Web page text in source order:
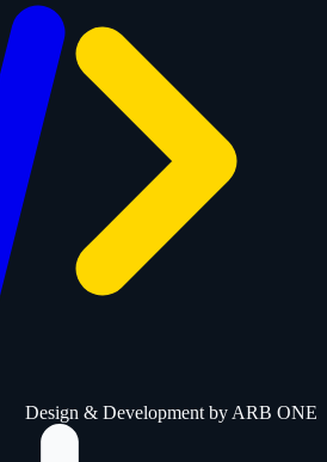
Design & Development by ARB ONE